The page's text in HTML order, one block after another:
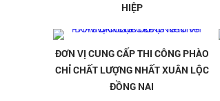
HIỆP
ĐƠN VỊ CUNG CẤP THI CÔNG PHÀO
CHỈ CHẤT LƯỢNG NHẤT XUÂN LỘC
ĐỒNG NAI